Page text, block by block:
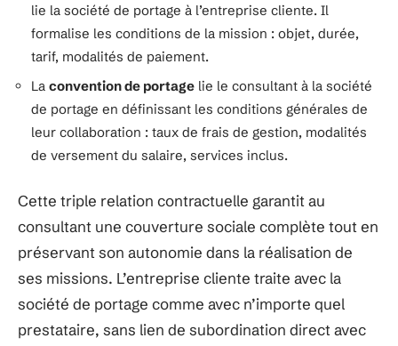
lie la société de portage à l’entreprise cliente. Il
formalise les conditions de la mission : objet, durée,
tarif, modalités de paiement.
La convention de portage lie le consultant à la société
de portage en définissant les conditions générales de
leur collaboration : taux de frais de gestion, modalités
de versement du salaire, services inclus.
Cette triple relation contractuelle garantit au
consultant une couverture sociale complète tout en
préservant son autonomie dans la réalisation de
ses missions. L’entreprise cliente traite avec la
société de portage comme avec n’importe quel
prestataire, sans lien de subordination direct avec